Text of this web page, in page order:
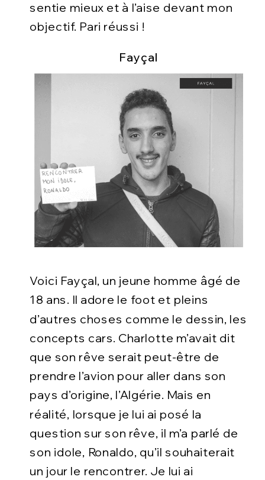
sentie mieux et à l’aise devant mon
objectif. Pari réussi !
Fayçal
Voici Fayçal, un jeune homme âgé de
18 ans. Il adore le foot et pleins
d’autres choses comme le dessin, les
concepts cars. Charlotte m’avait dit
que son rêve serait peut-être de
prendre l’avion pour aller dans son
pays d’origine, l’Algérie. Mais en
réalité, lorsque je lui ai posé la
question sur son rêve, il m’a parlé de
son idole, Ronaldo, qu’il souhaiterait
un jour le rencontrer. Je lui ai